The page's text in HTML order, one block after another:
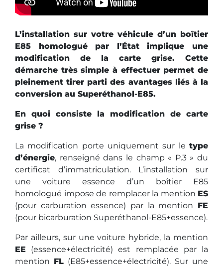
L’installation sur votre véhicule d’un boîtier
E85 homologué par l’État implique une
modification de la carte grise. Cette
démarche très simple à effectuer permet de
pleinement tirer parti des avantages liés à la
conversion au Superéthanol-E85.
En quoi consiste la modification de carte
grise ?
La modification porte uniquement sur le type
d’énergie, renseigné dans le champ « P.3 » du
certificat d’immatriculation. L’installation sur
une voiture essence d’un boîtier E85
homologué impose de remplacer la mention ES
(pour carburation essence) par la mention FE
(pour bicarburation Superéthanol-E85+essence).
Par ailleurs, sur une voiture hybride, la mention
EE (essence+électricité) est remplacée par la
mention FL (E85+essence+électricité). Sur une